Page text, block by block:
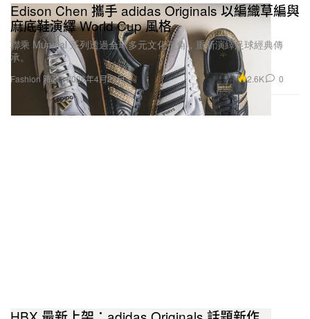
Fashion 時裝
Edison Chen 攜手 adidas Originals 以編織草編與
麻底鞋演繹 World Cup 風格
聯乘 Mundial 系列透過全球多元文化視角，重新演繹足球經典傳
承。
2026年4月23日 2.6K 0